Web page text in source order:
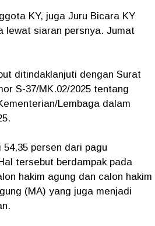
KY, juga Juru Bicara KY
lewat siaran persnya. Jumat
ditindaklanjuti dengan Surat
S-37/MK.02/2025 tentang
Lembaga dalam
persen dari pagu
tersebut berdampak pada
hakim agung dan calon hakim
(MA) yang juga menjadi